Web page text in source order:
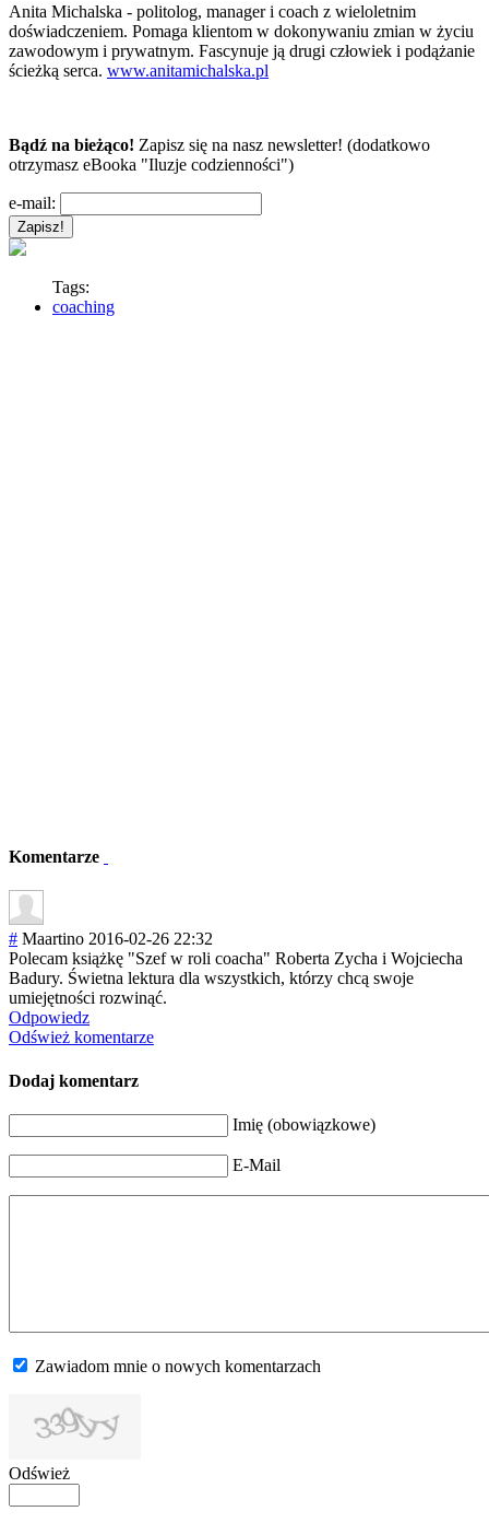
Anita Michalska - politolog, manager i coach z wieloletnim
doświadczeniem. Pomaga klientom w dokonywaniu zmian w życiu
zawodowym i prywatnym. Fascynuje ją drugi człowiek i podążanie
ścieżką serca. www.anitamichalska.pl
Bądź na bieżąco! Zapisz się na nasz newsletter! (dodatkowo
otrzymasz eBooka "Iluzje codzienności")
e-mail:
Tags:
coaching
Komentarze
# Maartino 2016-02-26 22:32
Polecam książkę "Szef w roli coacha" Roberta Zycha i Wojciecha
Badury. Świetna lektura dla wszystkich, którzy chcą swoje
umiejętności rozwinąć.
Odpowiedz
Odśwież komentarze
Dodaj komentarz
Imię (obowiązkowe)
E-Mail
Zawiadom mnie o nowych komentarzach
Odśwież